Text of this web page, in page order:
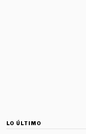
LO ÚLTIMO